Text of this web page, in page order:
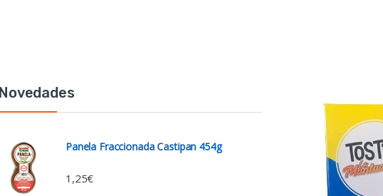
Novedades
Panela Fraccionada Castipan 454g
1,25€